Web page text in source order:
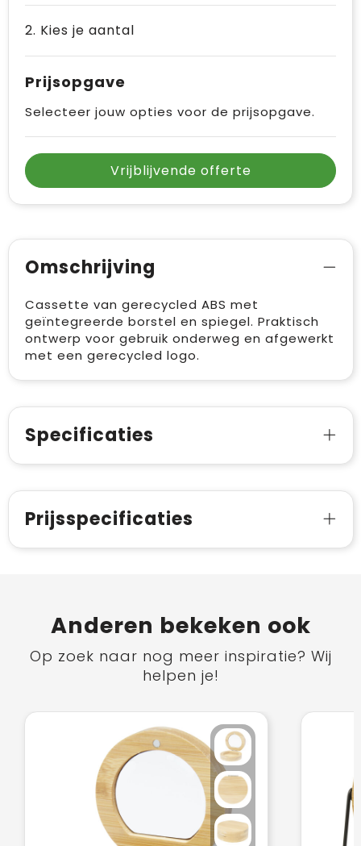
2. Kies je aantal
Prijsopgave
Selecteer jouw opties voor de prijsopgave.
Vrijblijvende offerte
Omschrijving
Cassette van gerecycled ABS met
geïntegreerde borstel en spiegel. Praktisch
ontwerp voor gebruik onderweg en afgewerkt
met een gerecycled logo.
Specificaties
Prijsspecificaties
Anderen bekeken ook
Op zoek naar nog meer inspiratie? Wij
helpen je!